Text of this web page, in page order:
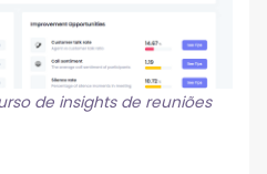
de insights de reuniões